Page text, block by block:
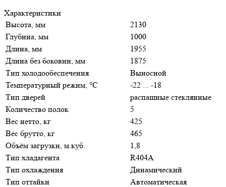
Характеристики
Высота, мм
2130
Глубина, мм
1000
Длина, мм
1955
Длина без боковин, мм
1875
Тип холодообеспечения
Выносной
Температурный режим, °C
-22 ... -18
Тип дверей
распашные стеклянные
Количество полок
5
Вес нетто, кг
425
Вес брутто, кг
465
Объём загрузки, м.куб.
1,8
Тип хладагента
R404A
Тип охлаждения
Динамический
Тип оттайки
Автоматическая